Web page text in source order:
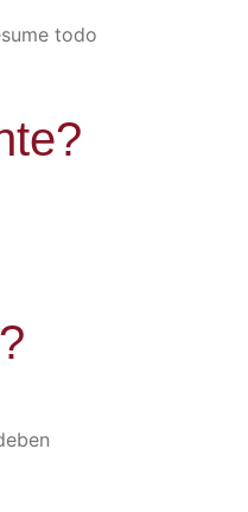
todo